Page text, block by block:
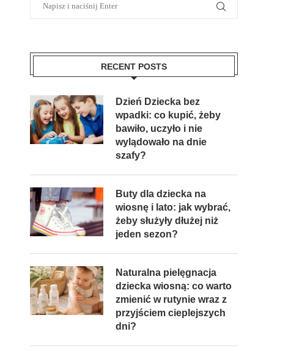
RECENT POSTS
Dzień Dziecka bez
wpadki: co kupić, żeby
bawiło, uczyło i nie
wylądowało na dnie
szafy?
Buty dla dziecka na
wiosnę i lato: jak wybrać,
żeby służyły dłużej niż
jeden sezon?
Naturalna pielęgnacja
dziecka wiosną: co warto
zmienić w rutynie wraz z
przyjściem cieplejszych
dni?